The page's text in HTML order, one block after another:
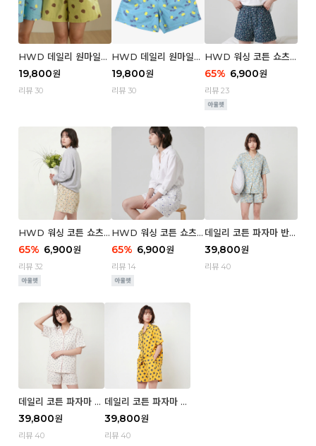
HWD 데일리 원마일
쇼츠 - 03 Poodle (우
먼)
19,800원
리뷰 30
HWD 데일리 원마일
쇼츠 - 02 Chouchou
(우먼)
19,800원
리뷰 30
HWD 워싱 코튼 쇼츠
(우먼) - 03 Berry tre
e
65% 6,900원
리뷰 23
HWD 워싱 코튼 쇼츠
(우먼) - 02 Retro flo
wer
65% 6,900원
리뷰 32
HWD 워싱 코튼 쇼츠
(우먼) - 01 Blue whal
e
65% 6,900원
리뷰 14
데일리 코튼 파자마 반팔
세트 (우먼) - 03 Sum
mer lane
39,800원
리뷰 40
데일리 코튼 파자마 반
팔 세트 (우먼) - 02
Blue cherry
39,800원
리뷰 40
데일리 코튼 파자마 반
팔 세트 (우먼) - 01 Mi
z
39,800원
리뷰 40